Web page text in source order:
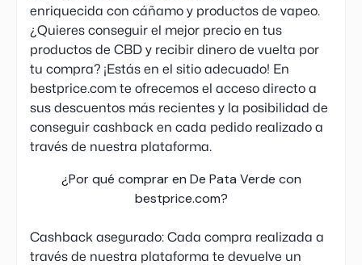
enriquecida con cáñamo y productos de vapeo.
¿Quieres conseguir el mejor precio en tus
productos de CBD y recibir dinero de vuelta por
tu compra? ¡Estás en el sitio adecuado! En
bestprice.com te ofrecemos el acceso directo a
sus descuentos más recientes y la posibilidad de
conseguir cashback en cada pedido realizado a
través de nuestra plataforma.
¿Por qué comprar en De Pata Verde con
bestprice.com?
Cashback asegurado: Cada compra realizada a
través de nuestra plataforma te devuelve un